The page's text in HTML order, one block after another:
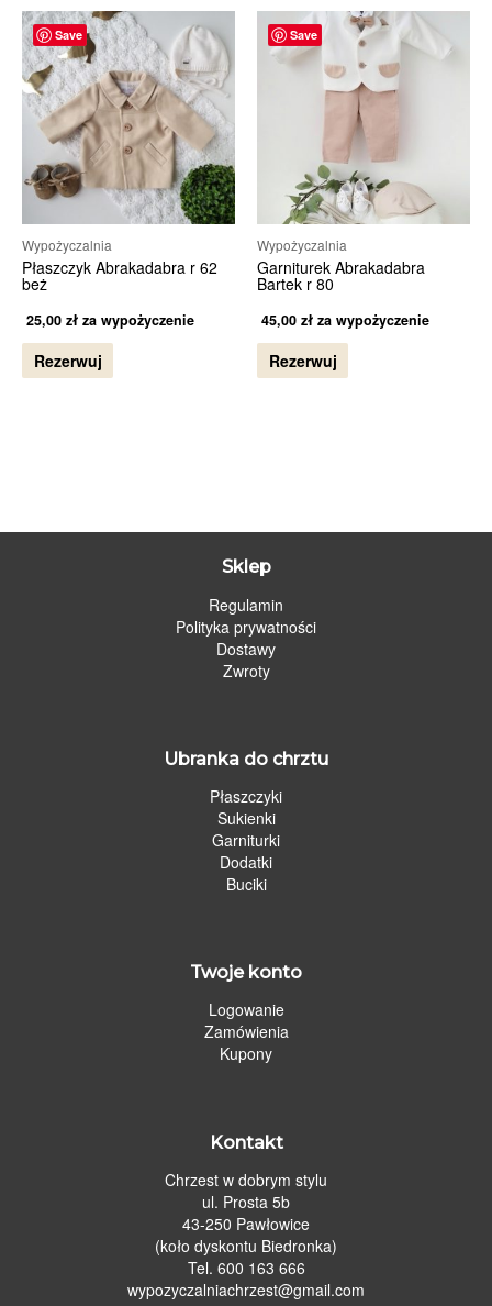
Save
Wypożyczalnia
Płaszczyk Abrakadabra r 62
beż
25,00 zł za wypożyczenie
Rezerwuj
Save
Wypożyczalnia
Garniturek Abrakadabra
Bartek r 80
45,00 zł za wypożyczenie
Rezerwuj
Sklep
Regulamin
Polityka prywatności
Dostawy
Zwroty
Ubranka do chrztu
Płaszczyki
Sukienki
Garniturki
Dodatki
Buciki
Twoje konto
Logowanie
Zamówienia
Kupony
Kontakt
Chrzest w dobrym stylu
ul. Prosta 5b
43-250 Pawłowice
(koło dyskontu Biedronka)
Tel. 600 163 666
wypozyczalniachrzest@gmail.com